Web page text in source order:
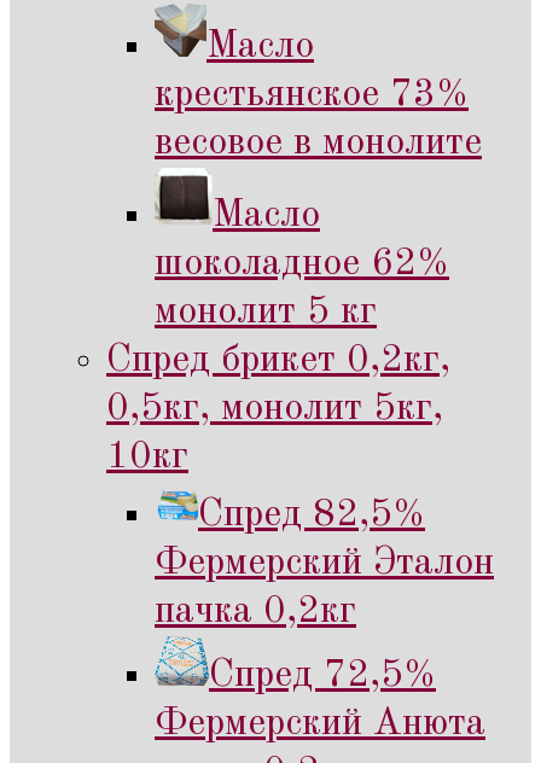
Масло
крестьянское 73%
весовое в монолите
Масло
шоколадное 62%
монолит 5 кг
Спред брикет 0,2кг,
0,5кг, монолит 5кг,
10кг
Спред 82,5%
Фермерский Эталон
пачка 0,2кг
Спред 72,5%
Фермерский Анюта